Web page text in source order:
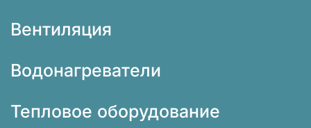
Вентиляция
Водонагреватели
Тепловое оборудование